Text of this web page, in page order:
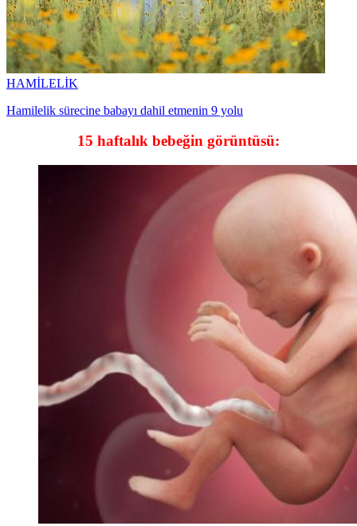
HAMİLELİK
Hamilelik sürecine babayı dahil etmenin 9 yolu
15 haftalık bebeğin görüntüsü: